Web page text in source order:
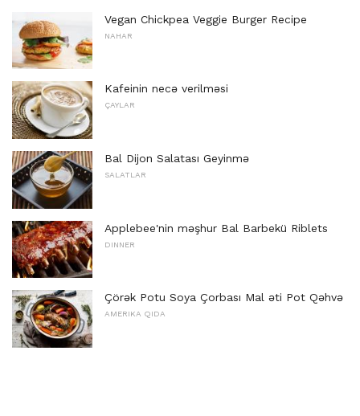
Vegan Chickpea Veggie Burger Recipe
NAHAR
Kafeinin necə verilməsi
ÇAYLAR
Bal Dijon Salatası Geyinmə
SALATLAR
Applebee'nin məşhur Bal Barbekü Riblets
DINNER
Çörək Potu Soya Çorbası Mal əti Pot Qəhvə
AMERIKA QIDA